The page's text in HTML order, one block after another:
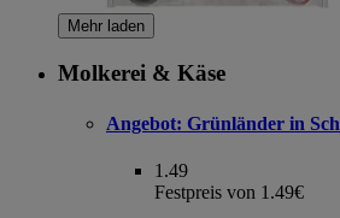
Mehr laden
Molkerei & Käse
Angebot: Grünländer in
1.49
Festpreis von 1.49€